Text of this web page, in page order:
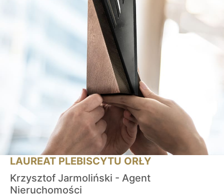
LAUREAT PLEBISCYTU ORŁY
Krzysztof Jarmoliński - Agent
Nieruchomości